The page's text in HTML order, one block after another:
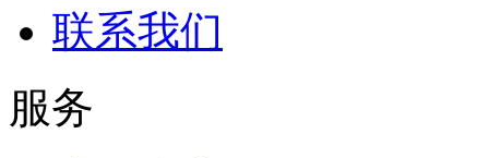
联系我们
服务